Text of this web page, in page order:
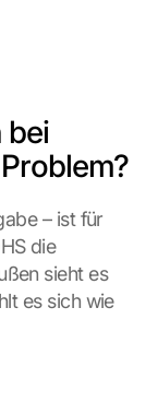
bei
– ist für
die
sieht es
es sich wie